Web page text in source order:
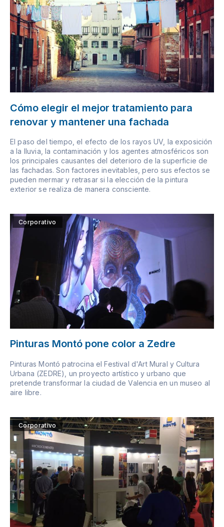
Cómo elegir el mejor tratamiento para
renovar y mantener una fachada
El paso del tiempo, el efecto de los rayos UV, la exposición
a la lluvia, la contaminación y los agentes atmosféricos son
los principales causantes del deterioro de la superficie de
las fachadas. Son factores inevitables, pero sus efectos se
pueden mermar y retrasar si la elección de la pintura
exterior se realiza de manera consciente.
Corporativo
Pinturas Montó pone color a Zedre
Pinturas Montó patrocina el Festival d'Art Mural y Cultura
Urbana (ZEDRE), un proyecto artístico y urbano que
pretende transformar la ciudad de Valencia en un museo al
aire libre.
Corporativo